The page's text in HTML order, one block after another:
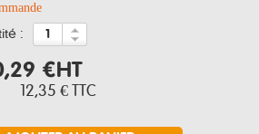
:
€HT
12,35 € TTC